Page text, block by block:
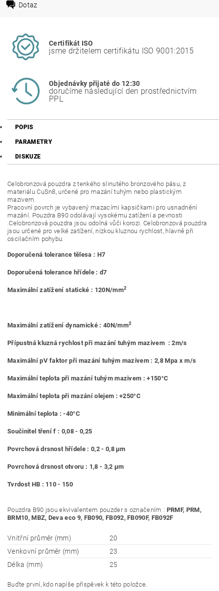
Dotaz
Certifikát ISO
jsme držitelem certifikátu ISO 9001:2015
Objednávky přijaté do 12:30
doručíme následující den prostřednictvím
PPL
POPIS
PARAMETRY
DISKUZE
Celobronzová pouzdra z tenkého slinutého bronzového pásu, z
materiálu CuSn8, určené pro mazání tuhým nebo plastickým
mazivem.
Pracovní povrch je vybavený mazacími kapsičkami pro usnadnění
mazání. Pouzdra B90 odolávají vysokému zatížení a pevnosti
.Celobronzová pouzdra jsou odolná vůči korozi. Celobronzová pouzdra
jsou určené pro velké zatížení, nízkou kluznou rychlost, hlavně při
oscilačním pohybu.
Doporučená tolerance tělesa : H7
Doporučená tolerance hřídele : d7
Maximální zatížení statické : 120N/mm2
Maximální zatížení dynamické : 40N/mm2
Přípustná kluzná rychlost při mazání tuhým mazivem : 2m/s
Maximální pV faktor při mazání tuhým mazivem : 2,8 Mpa x m/s
Maximální teplota při mazání tuhým mazivem : +150°C
Maximální teplota při mazání olejem : +250°C
Minimální teplota : -40°C
Součinitel tření f : 0,08 - 0,25
Povrchová drsnost hřídele : 0,2 - 0,8 μm
Povrchová drsnost otvoru : 1,8 - 3,2 μm
Tvrdost HB : 110 - 150
Pouzdra B90 jsou ekvivalentem pouzder s označením : PRMF, PRM,
BRM10, MBZ, Deva eco 9, FB090, FB092, FB090F, FB092F
Vnitřní průměr (mm)
20
Venkovní průměr (mm)
23
Délka (mm)
25
Buďte první, kdo napíše příspěvek k této položce.